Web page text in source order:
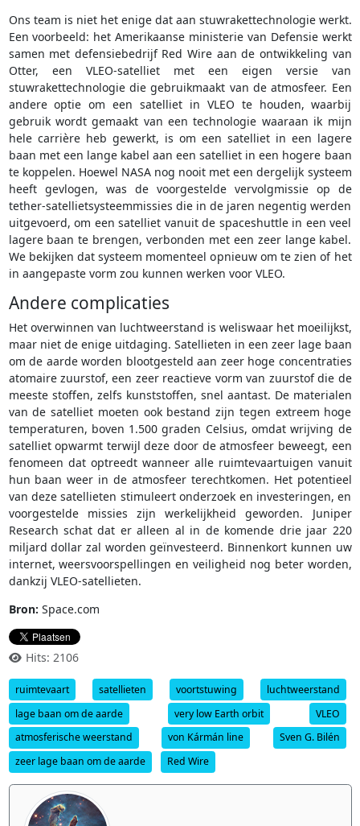
Ons team is niet het enige dat aan stuwrakettechnologie werkt.
Een voorbeeld: het Amerikaanse ministerie van Defensie werkt
samen met defensiebedrijf Red Wire aan de ontwikkeling van
Otter, een VLEO-satelliet met een eigen versie van
stuwrakettechnologie die gebruikmaakt van de atmosfeer. Een
andere optie om een satelliet in VLEO te houden, waarbij
gebruik wordt gemaakt van een technologie waaraan ik mijn
hele carrière heb gewerkt, is om een satelliet in een lagere
baan met een lange kabel aan een satelliet in een hogere baan
te koppelen. Hoewel NASA nog nooit met een dergelijk systeem
heeft gevlogen, was de voorgestelde vervolgmissie op de
tether-satellietsysteemmissies die in de jaren negentig werden
uitgevoerd, om een satelliet vanuit de spaceshuttle in een veel
lagere baan te brengen, verbonden met een zeer lange kabel.
We bekijken dat systeem momenteel opnieuw om te zien of het
in aangepaste vorm zou kunnen werken voor VLEO.
Andere complicaties
Het overwinnen van luchtweerstand is weliswaar het moeilijkst,
maar niet de enige uitdaging. Satellieten in een zeer lage baan
om de aarde worden blootgesteld aan zeer hoge concentraties
atomaire zuurstof, een zeer reactieve vorm van zuurstof die de
meeste stoffen, zelfs kunststoffen, snel aantast. De materialen
van de satelliet moeten ook bestand zijn tegen extreem hoge
temperaturen, boven 1.500 graden Celsius, omdat wrijving de
satelliet opwarmt terwijl deze door de atmosfeer beweegt, een
fenomeen dat optreedt wanneer alle ruimtevaartuigen vanuit
hun baan weer in de atmosfeer terechtkomen. Het potentieel
van deze satellieten stimuleert onderzoek en investeringen, en
voorgestelde missies zijn werkelijkheid geworden. Juniper
Research schat dat er alleen al in de komende drie jaar 220
miljard dollar zal worden geïnvesteerd. Binnenkort kunnen uw
internet, weersvoorspellingen en veiligheid nog beter worden,
dankzij VLEO-satellieten.
Bron: Space.com
Hits: 2106
ruimtevaart satellieten voortstuwing
luchtweerstand
lage baan om de aarde
very low Earth orbit
VLEO
atmosferische weerstand
von Kármán line
Sven G. Bilén
zeer lage baan om de aarde
Red Wire